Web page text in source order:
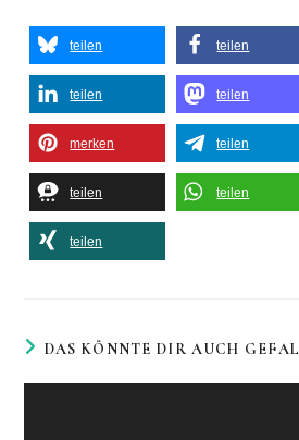
teilen teilen
teilen teilen
merken teilen
teilen teilen
teilen
DAS KÖNNTE DIR AUCH